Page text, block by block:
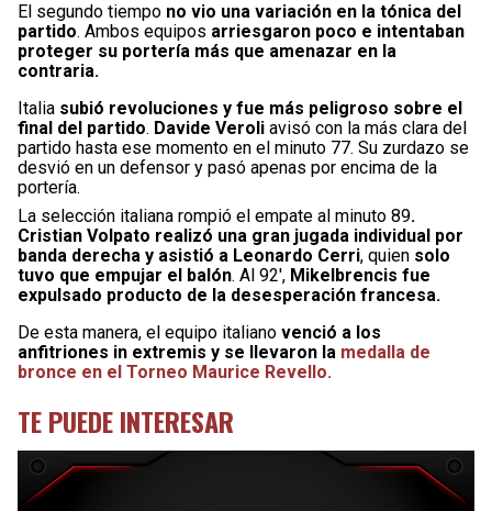
El segundo tiempo no vio una variación en la tónica del
partido. Ambos equipos arriesgaron poco e intentaban
proteger su portería más que amenazar en la
contraria.
Italia subió revoluciones y fue más peligroso sobre el
final del partido. Davide Veroli avisó con la más clara del
partido hasta ese momento en el minuto 77. Su zurdazo se
desvió en un defensor y pasó apenas por encima de la
portería.
La selección italiana rompió el empate al minuto 89.
Cristian Volpato realizó una gran jugada individual por
banda derecha y asistió a Leonardo Cerri, quien solo
tuvo que empujar el balón. Al 92′, Mikelbrencis fue
expulsado producto de la desesperación francesa.
De esta manera, el equipo italiano venció a los
anfitriones in extremis y se llevaron la medalla de
bronce en el Torneo Maurice Revello.
TE PUEDE INTERESAR